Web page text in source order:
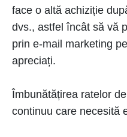
face o altă achiziție
dvs., astfel încât să vă
prin e-mail marketing
apreciați.
Îmbunătățirea ratelor
continuu care necesită